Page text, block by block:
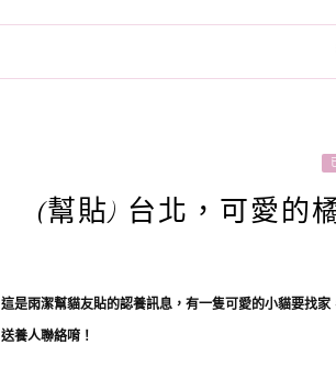
(幫貼) 台北，可愛的
這是雨潔幫貓友貼的認養訊息，有一隻可愛的小貓要找家
送養人聯絡唷！